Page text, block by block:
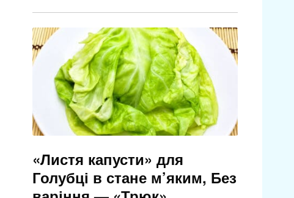
«Листя капусти» для
Голубці в стане м’яким, Без